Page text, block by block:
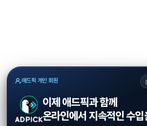
애드픽 개인 회원
이제 애드픽과 함께
온라인에서 지속적인 수